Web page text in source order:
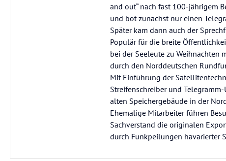
and out“ nach fast 100-jährigem
und bot zunächst nur einen
Später kam dann auch der
Populär für die breite
bei der Seeleute zu Weihnachten
durch den Norddeutschen
Mit Einführung der
Streifenschreiber und
alten Speichergebäude in der
Ehemalige Mitarbeiter führen
Sachverstand die originalen
durch Funkpeilungen havarierter